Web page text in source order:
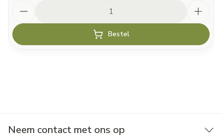
Bestel
Neem contact met ons op